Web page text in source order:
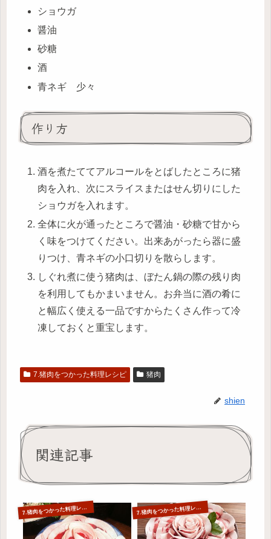
ショウガ
醤油
砂糖
酒
青ネギ 少々
作り方
酒を煮たててアルコールをとばしたところに猪
肉を入れ、次にスライスまたはせん切りにした
ショウガを入れます。
全体に火が通ったところで醤油・砂糖で甘から
く味をつけてください。出来あがったら器に盛
りつけ、青ネギの小口切りを散らします。
しぐれ煮に使う猪肉は、ぼたん鍋の際の残り肉
を利用してもかまいません。お弁当に酒の肴に
と幅広く使える一品ですからたくさん作って冷
凍しておくと重宝します。
7.猪肉をつかった料理レシピ 猪肉
shien
関連記事
7
.猪肉をつかった料理レシピ 7
.猪肉をつかった料理レシピ